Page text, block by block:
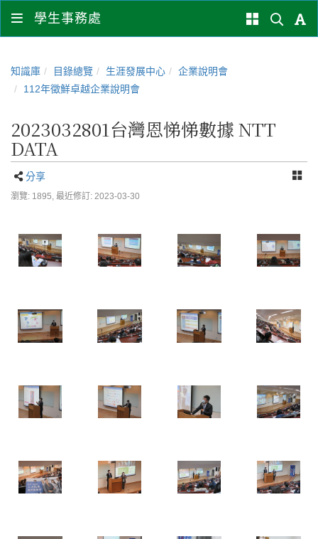
學生事務處
知識庫 目錄總覽 生涯發展中心
企業說明會
112年徵鮮卓越企業說明會
2023032801台灣恩悌悌數據 NTT
DATA
分享
瀏覽: 1895, 最近修訂: 2023-03-30